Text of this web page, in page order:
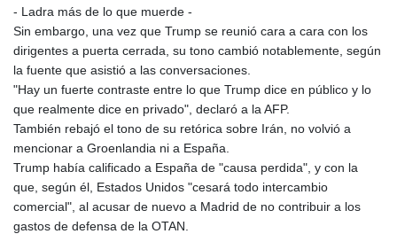
KZT 541.135669
LAK 26067.486096
LBP
103263.512096
LKR 386.906578
LRD 208.141271
LSL 18.917964
LTL 3.409986
LVL 0.69856
LYD 7.339597
MAD 10.74762
- Ladra más de lo que muerde -
Sin embargo, una vez que Trump se reunió cara a cara con los
dirigentes a puerta cerrada, su tono cambió notablemente, según
la fuente que asistió a las conversaciones.
"Hay un fuerte contraste entre lo que Trump dice en público y lo
que realmente dice en privado", declaró a la AFP.
También rebajó el tono de su retórica sobre Irán, no volvió a
mencionar a Groenlandia ni a España.
Trump había calificado a España de "causa perdida", y con la
que, según él, Estados Unidos "cesará todo intercambio
comercial", al acusar de nuevo a Madrid de no contribuir a los
gastos de defensa de la OTAN.